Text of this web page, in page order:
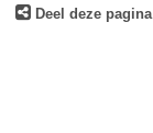
Deel deze pagina